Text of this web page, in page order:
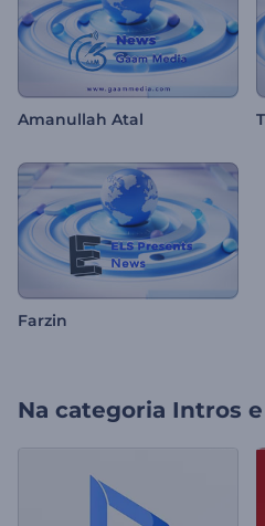
Amanullah Atal
Farzin
Na categoria Intros